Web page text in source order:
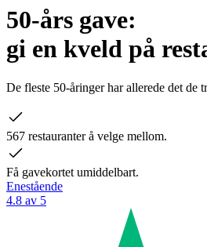
50-års gave:
gi en kveld på
De fleste 50-åringer har allerede det de
567 restauranter å velge mellom.
Få gavekortet umiddelbart.
Enestående
4.8 av 5